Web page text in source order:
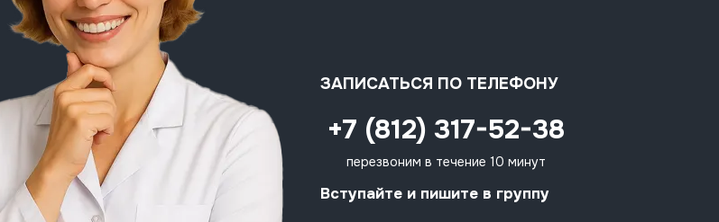
ЗАПИСАТЬСЯ ПО ТЕЛЕФОНУ
+7 (812) 317-52-38
перезвоним в течение 10 минут
Вступайте и пишите в группу